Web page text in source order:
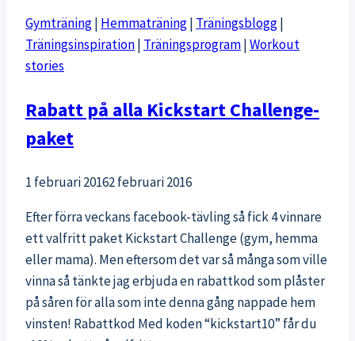
Gymträning| Hemmaträning| Träningsblogg|
Träningsinspiration| Träningsprogram|Workout
stories
Rabatt på alla Kickstart Challenge-
paket
1 februari 20162 februari 2016
Efter förra veckans facebook-tävling så fick 4 vinnare
ett valfritt paket Kickstart Challenge (gym, hemma
eller mama). Men eftersom det var så många som ville
vinna så tänkte jag erbjuda en rabattkod som plåster
på såren för alla som inte denna gång nappade hem
vinsten! Rabattkod Med koden “kickstart10” får du